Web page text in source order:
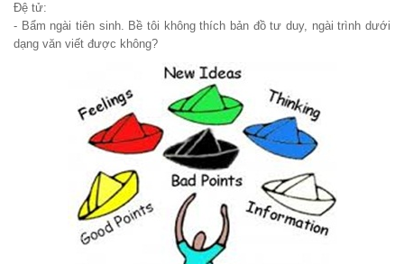
Đệ tử:
- Bẩm ngài tiên sinh. Bề tôi không thích bản đồ tư duy, ngài trình dưới
dạng văn viết được không?